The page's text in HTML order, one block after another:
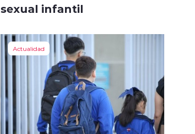
sexual infantil
Actualidad